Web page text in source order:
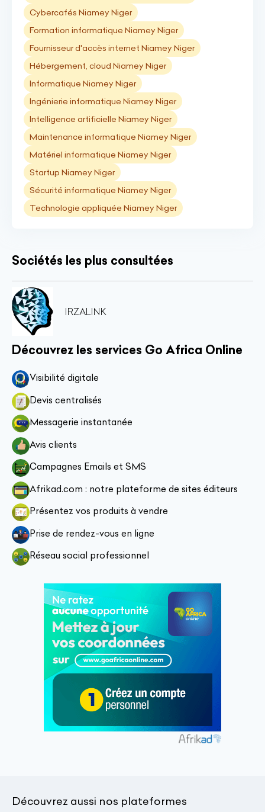
Cybercafés Niamey Niger
Formation informatique Niamey Niger
Fournisseur d'accès internet Niamey Niger
Hébergement, cloud Niamey Niger
Informatique Niamey Niger
Ingénierie informatique Niamey Niger
Intelligence artificielle Niamey Niger
Maintenance informatique Niamey Niger
Matériel informatique Niamey Niger
Startup Niamey Niger
Sécurité informatique Niamey Niger
Technologie appliquée Niamey Niger
Sociétés les plus consultées
IRZALINK
Découvrez les services Go Africa Online
Visibilité digitale
Devis centralisés
Messagerie instantanée
Avis clients
Campagnes Emails et SMS
Afrikad.com : notre plateforme de sites éditeurs
Présentez vos produits à vendre
Prise de rendez-vous en ligne
Réseau social professionnel
Découvrez aussi nos plateformes